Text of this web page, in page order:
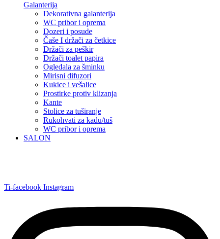
Galanterija
Dekorativna galanterija
WC pribor i oprema
Dozeri i posude
Čaše I držači za četkice
Držači za peškir
Držači toalet papira
Ogledala za šminku
Mirisni difuzori
Kukice i vešalice
Prostirke protiv klizanja
Kante
Stolice za tuširanje
Rukohvati za kadu/tuš
WC pribor i oprema
SALON
Ti-facebook Instagram